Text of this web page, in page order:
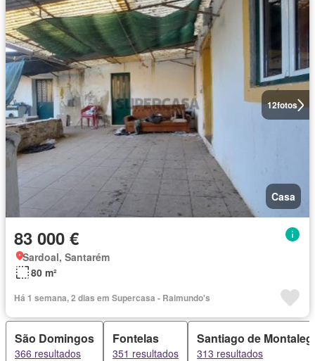
12fotos
Casa
83 000 €
Sardoal, Santarém
80 m²
Há 1 semana, 2 dias em Supercasa - Raimundo's
São Domingos
366 resultados
Fontelas
351 resultados
Santiago de
313 resultados